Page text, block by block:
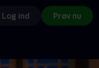
Log ind Prøv nu